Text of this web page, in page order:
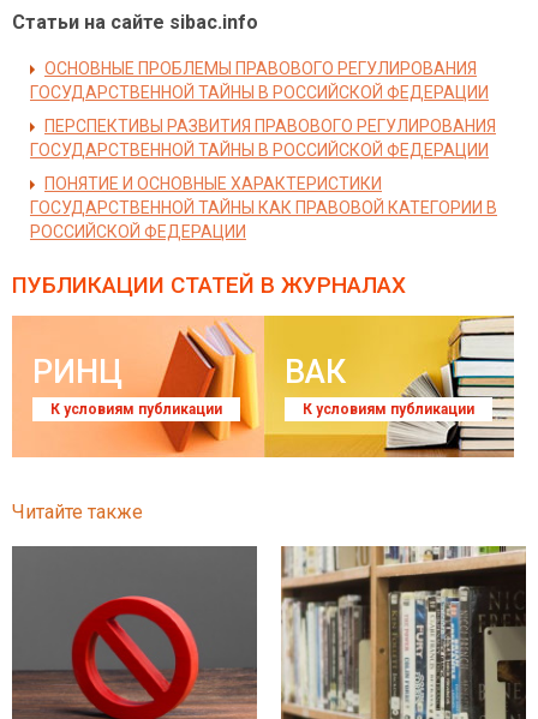
Статьи на сайте sibac.info
ОСНОВНЫЕ ПРОБЛЕМЫ ПРАВОВОГО РЕГУЛИРОВАНИЯ
ГОСУДАРСТВЕННОЙ ТАЙНЫ В РОССИЙСКОЙ ФЕДЕРАЦИИ
ПЕРСПЕКТИВЫ РАЗВИТИЯ ПРАВОВОГО РЕГУЛИРОВАНИЯ
ГОСУДАРСТВЕННОЙ ТАЙНЫ В РОССИЙСКОЙ ФЕДЕРАЦИИ
ПОНЯТИЕ И ОСНОВНЫЕ ХАРАКТЕРИСТИКИ
ГОСУДАРСТВЕННОЙ ТАЙНЫ КАК ПРАВОВОЙ КАТЕГОРИИ В
РОССИЙСКОЙ ФЕДЕРАЦИИ
ПУБЛИКАЦИИ СТАТЕЙ В ЖУРНАЛАХ
РИНЦ
К условиям публикации
ВАК
К условиям публикации
Читайте также